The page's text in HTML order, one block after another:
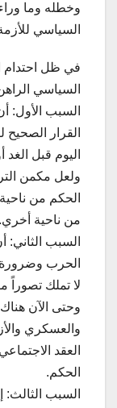
وخطله وما
السياسي
في ظل احتدام
السياسي
السبب الأول:
القرار
اليوم قبل
ولعل مكمن
الحكم من
من ناحية أخري.
السبب الثاني:
الحرب وضرورة
لا تملك تصوراً
وحتى الآن
والعسكري
العقد
الحكم.
السبب الثالث: